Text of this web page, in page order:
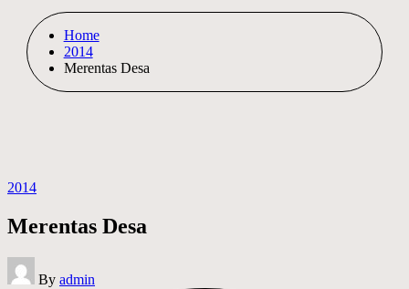
Home
2014
Merentas Desa
Posted
2014
Merentas Desa
Posted
by
By admin